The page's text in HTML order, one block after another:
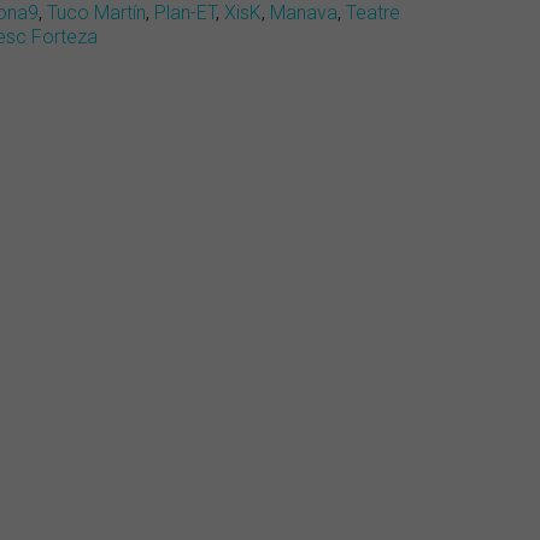
, Tuco Martín, Plan-ET, XisK, Manava, Teatre
Forteza